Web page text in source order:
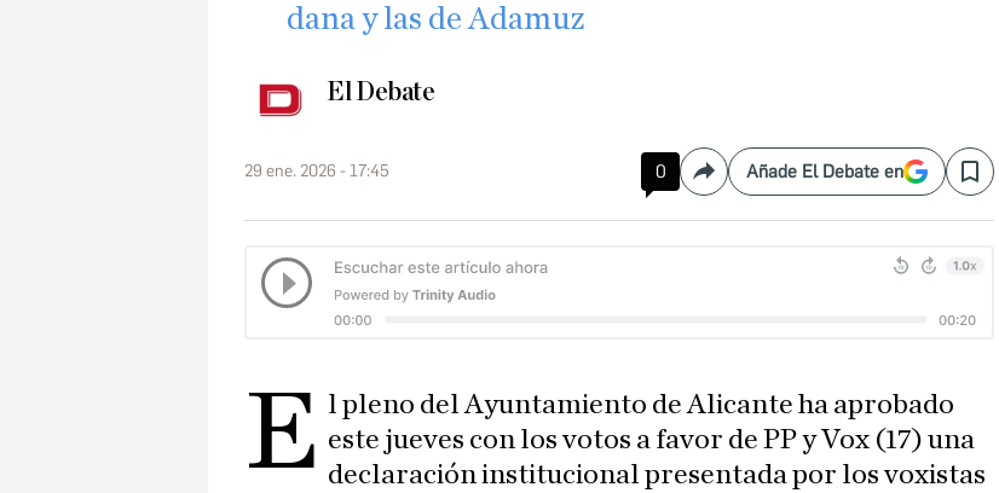
dana y las de Adamuz
El Debate
29 ene. 2026 - 17:45 0 CompartirAñade El Debate en Save
E l pleno del Ayuntamiento de Alicante ha aprobado
este jueves con los votos a favor de PP y Vox (17) una
declaración institucional presentada por los voxistas